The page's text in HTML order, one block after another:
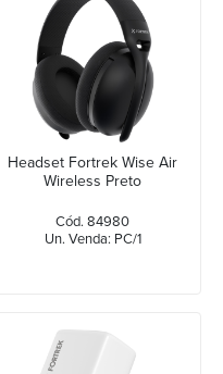
Headset Fortrek Wise Air
Wireless Preto
Cód. 84980
Un. Venda: PC/1